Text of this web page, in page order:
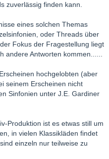
zuverlässig finden kann.
eines solchen Themas
oder Threads über
Fokus der Fragestellung liegt
andere Antworten kommen......
hochgelobten (aber
seinem Erscheinen nicht
Sinfonien unter J.E. Gardiner
Produktion ist es etwas still um
in vielen Klassikläden findet
einzeln nur teilweise zu